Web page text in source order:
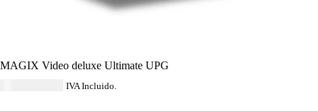
MAGIX Video deluxe Ultimate UPG
IVA Incluido.